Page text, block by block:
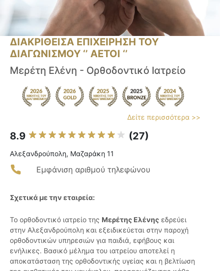
ΔΙΑΚΡΙΘΕΙΣΑ ΕΠΙΧΕΙΡΗΣΗ ΤΟΥ
ΔΙΑΓΩΝΙΣΜΟΥ ‘’ ΑΕΤΟΙ ‘’
Μερέτη Ελένη - Ορθοδοντικό Ιατρείο
Δείτε περισσότερα >>
8.9 (27)
Αλεξανδρούπολη, Μαζαράκη 11
Εμφάνιση αριθμού τηλεφώνου
Σχετικά με την εταιρεία:
Το ορθοδοντικό ιατρείο της Μερέτης Ελένης εδρεύει
στην Αλεξανδρούπολη και εξειδικεύεται στην παροχή
ορθοδοντικών υπηρεσιών για παιδιά, εφήβους και
ενήλικες. Βασικό μέλημα του ιατρείου αποτελεί η
αποκατάσταση της ορθοδοντικής υγείας και η βελτίωση